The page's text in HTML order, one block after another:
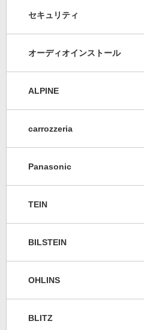
セキュリティ
オーディオインストール
ALPINE
carrozzeria
Panasonic
TEIN
BILSTEIN
OHLINS
BLITZ